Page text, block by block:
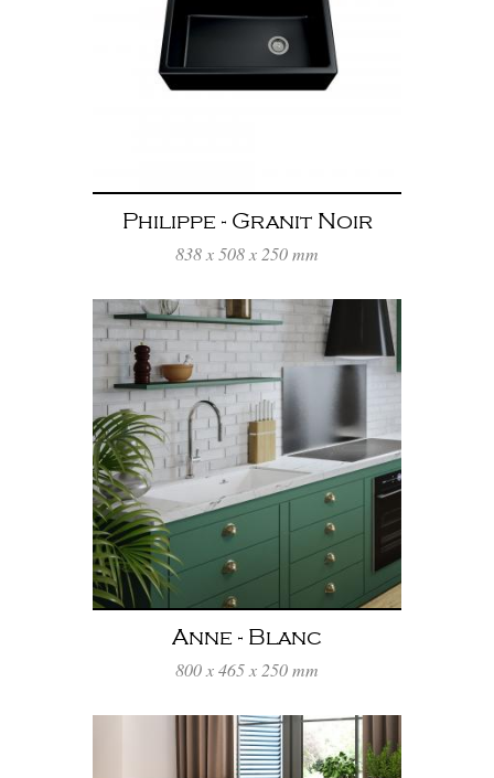
Philippe - Granit Noir
838 x 508 x 250 mm
Anne - Blanc
800 x 465 x 250 mm